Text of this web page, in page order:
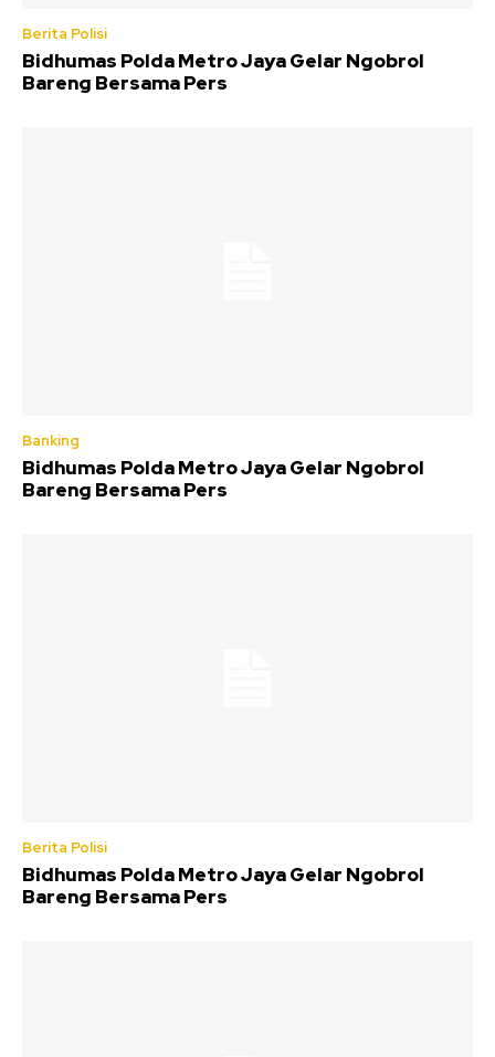
Berita Polisi
Bidhumas Polda Metro Jaya Gelar Ngobrol
Bareng Bersama Pers
Banking
Bidhumas Polda Metro Jaya Gelar Ngobrol
Bareng Bersama Pers
Berita Polisi
Bidhumas Polda Metro Jaya Gelar Ngobrol
Bareng Bersama Pers